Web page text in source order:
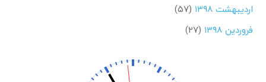
اردیبهشت ۱۳۹۸
(۵۷)
فروردین ۱۳۹۸
(۲۷)